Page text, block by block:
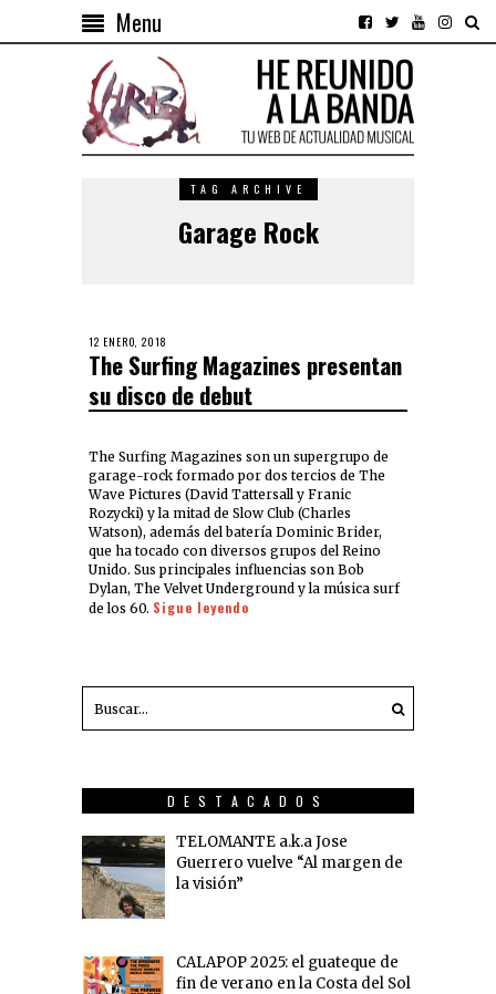
Menu
TAG ARCHIVE
Garage Rock
12 ENERO, 2018
The Surfing Magazines presentan
su disco de debut
The Surfing Magazines son un supergrupo de
garage-rock formado por dos tercios de The
Wave Pictures (David Tattersall y Franic
Rozycki) y la mitad de Slow Club (Charles
Watson), además del batería Dominic Brider,
que ha tocado con diversos grupos del Reino
Unido. Sus principales influencias son Bob
Dylan, The Velvet Underground y la música surf
de los 60. Sigue leyendo
DESTACADOS
TELOMANTE a.k.a Jose
Guerrero vuelve “Al margen de
la visión”
CALAPOP 2025: el guateque de
fin de verano en la Costa del Sol